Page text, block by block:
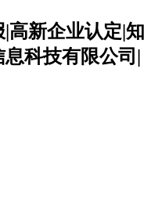
高新企业认定|知
科技有限公司|